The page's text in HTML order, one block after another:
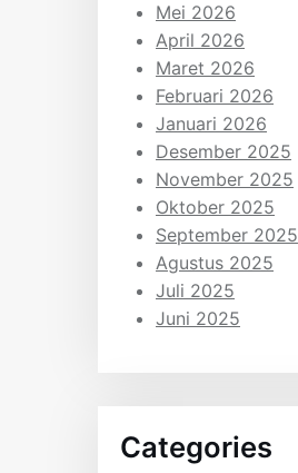
Mei 2026
April 2026
Maret 2026
Februari 2026
Januari 2026
Desember 2025
November 2025
Oktober 2025
September 2025
Agustus 2025
Juli 2025
Juni 2025
Categories